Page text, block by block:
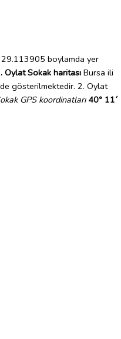
boylamda yer
Oylat Sokak haritası Bursa ili
gösterilmektedir. 2. Oylat
GPS koordinatları 40° 11´